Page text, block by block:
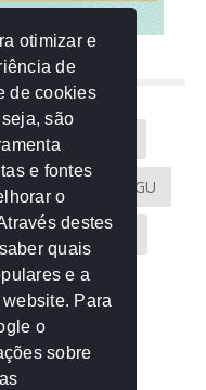
AMM
CGU
MT MPE-MT
MT PGR
otimizar e
de
de cookies
são
e fontes
o
destes
quais
e a
Para
o
sobre